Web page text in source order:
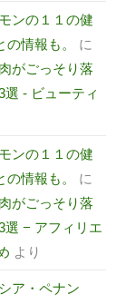
ンの１１の健
情報も。
に
がごっそり落
- ビューティ
ンの１１の健
情報も。
に
がごっそり落
選 − アフィリエ
より
ア・ペナン